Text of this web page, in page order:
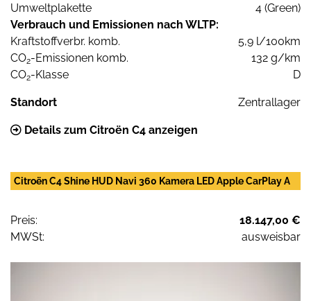
Umweltplakette
4 (Green)
Verbrauch und Emissionen nach WLTP:
Kraftstoffverbr. komb.
5,9 l/100km
CO2-Emissionen komb.
132 g/km
CO2-Klasse D
Standort Zentrallager
Details zum Citroën C4 anzeigen
Citroën C4 Shine HUD Navi 360 Kamera LED Apple CarPlay A
Preis:
18.147,00 €
MWSt:
ausweisbar